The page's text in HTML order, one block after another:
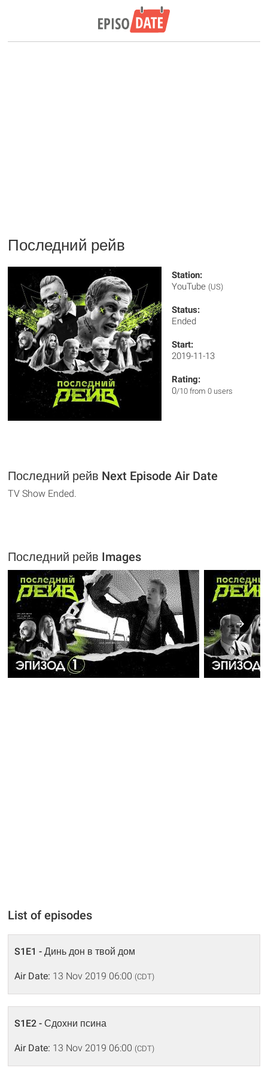
Последний рейв
Station:
YouTube (US)
Status:
Ended
Start:
2019-11-13
Rating:
0/10 from 0 users
Последний рейв Next Episode Air Date
TV Show Ended.
Последний рейв Images
List of episodes
S1E1 - Динь дон в твой дом
Air Date: 13 Nov 2019 06:00 (CDT)
S1E2 - Сдохни псина
Air Date: 13 Nov 2019 06:00 (CDT)